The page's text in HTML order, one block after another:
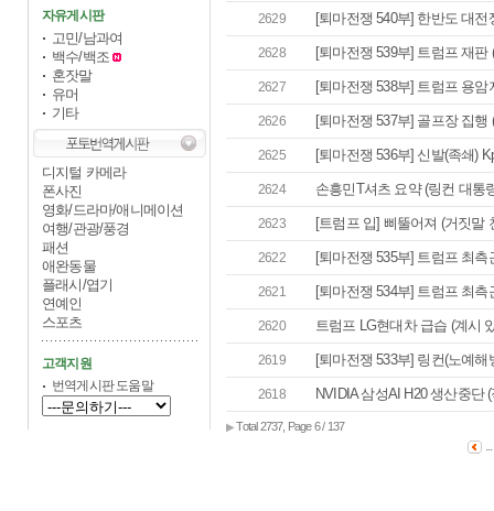
자유게시판
고민/남과여
백수/백조
혼잣말
유머
기타
디지털 카메라
폰사진
영화/드라마/애니메이션
여행/관광/풍경
패션
애완동물
플래시/엽기
연예인
스포츠
고객지원
번역게시판 도움말
2629 [퇴마전쟁 540부] 한반도 대전
2628 [퇴마전쟁 539부] 트럼프 재판
2627 [퇴마전쟁 538부] 트럼프 용암
2626 [퇴마전쟁 537부] 골프장 집행
2625 [퇴마전쟁 536부] 신발(족쇄)
2624 손흥민T셔츠 요약 (링컨 대통
2623 [트럼프 입] 삐뚤어져 (거짓말
2622 [퇴마전쟁 535부] 트럼프 최측
2621 [퇴마전쟁 534부] 트럼프 최측
2620 트럼프 LG현대차 급습 (계시
2619 [퇴마전쟁 533부] 링컨(노예해
2618 NVIDIA 삼성AI H20 생산중단
▶ Total 2737, Page 6 / 137
...